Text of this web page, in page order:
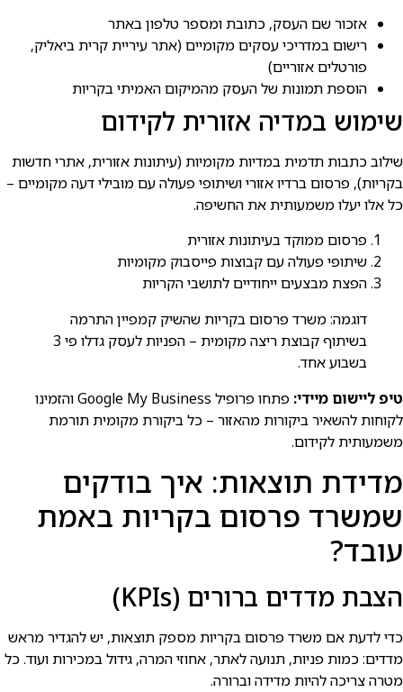
אזכור שם העסק, כתובת ומספר טלפון באתר
רישום במדריכי עסקים מקומיים (אתר עיריית קרית ביאליק,
פורטלים אזוריים)
הוספת תמונות של העסק מהמיקום האמיתי בקריות
שימוש במדיה אזורית לקידום
שילוב כתבות תדמית במדיות מקומיות (עיתונות אזורית, אתרי חדשות
בקריות), פרסום ברדיו אזורי ושיתופי פעולה עם מובילי דעה מקומיים –
כל אלו יעלו משמעותית את החשיפה.
פרסום ממוקד בעיתונות אזורית
שיתופי פעולה עם קבוצות פייסבוק מקומיות
הפצת מבצעים ייחודיים לתושבי הקריות
דוגמה: משרד פרסום בקריות שהשיק קמפיין התרמה
בשיתוף קבוצת ריצה מקומית – הפניות לעסק גדלו פי 3
בשבוע אחד.
טיפ ליישום מיידי:
פתחו פרופיל Google My Business והזמינו
לקוחות להשאיר ביקורות מהאזור – כל ביקורת מקומית תורמת
משמעותית לקידום.
מדידת תוצאות: איך בודקים
שמשרד פרסום בקריות באמת
עובד?
הצבת מדדים ברורים (KPIs)
כדי לדעת אם משרד פרסום בקריות מספק תוצאות, יש להגדיר מראש
מדדים: כמות פניות, תנועה לאתר, אחוזי המרה, גידול במכירות ועוד. כל
מטרה צריכה להיות מדידה וברורה.